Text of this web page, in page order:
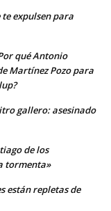
te expulsen para
qué Antonio
Martínez Pozo para
gallero: asesinado
de los
tormenta»
están repletas de